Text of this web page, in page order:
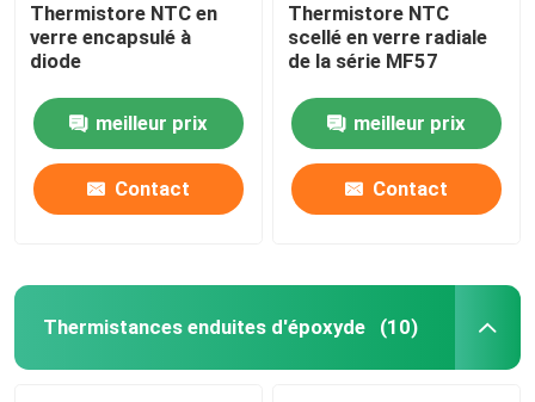
Thermistore NTC en
verre encapsulé à
diode
meilleur prix
Contact
Thermistore NTC
scellé en verre radiale
de la série MF57
meilleur prix
Contact
Thermistances enduites d'époxyde (10)